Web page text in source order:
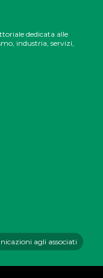
dedicata alle
industria, servizi,
agli associati